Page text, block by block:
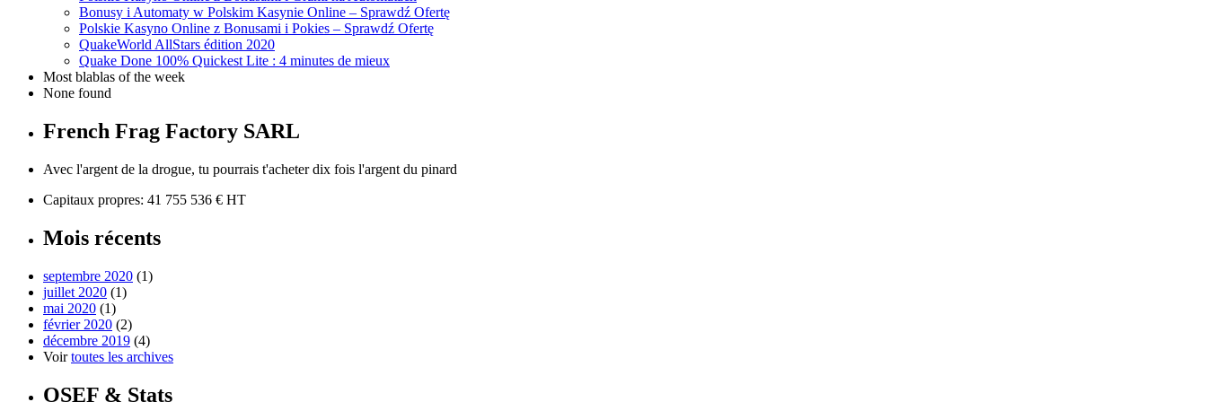
Bonusy i Automaty w Polskim Kasynie Online – Sprawdź Ofertę
Polskie Kasyno Online z Bonusami i Pokies – Sprawdź Ofertę
QuakeWorld AllStars édition 2020
Quake Done 100% Quickest Lite : 4 minutes de mieux
Most blablas of the week
None found
French Frag Factory SARL
Avec l'argent de la drogue, tu pourrais t'acheter dix fois l'argent du pinard
Capitaux propres: 41 755 536 € HT
Mois récents
septembre 2020 (1)
juillet 2020 (1)
mai 2020 (1)
février 2020 (2)
décembre 2019 (4)
Voirtoutes les archives
OSEF & Stats